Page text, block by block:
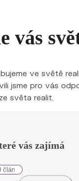
vás
ve světě
jsme pro vás
světa realit.
vás zajímá